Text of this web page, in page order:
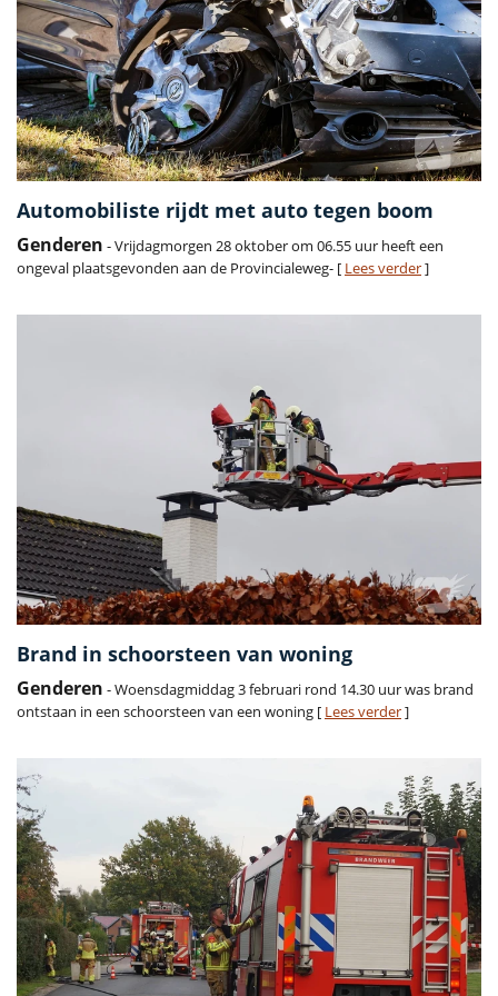
Automobiliste rijdt met auto tegen boom
Genderen - Vrijdagmorgen 28 oktober om 06.55 uur heeft een
ongeval plaatsgevonden aan de Provincialeweg- [ Lees verder]
Brand in schoorsteen van woning
Genderen - Woensdagmiddag 3 februari rond 14.30 uur was brand
ontstaan in een schoorsteen van een woning [ Lees verder]